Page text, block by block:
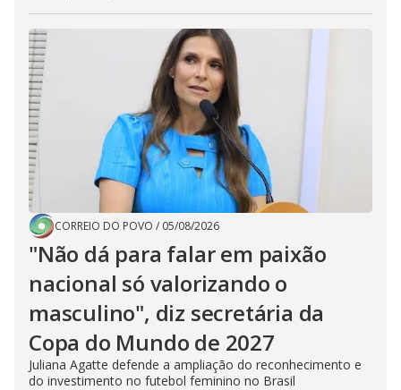
CORREIO DO POVO / 05/08/2026
"Não dá para falar em paixão
nacional só valorizando o
masculino", diz secretária da
Copa do Mundo de 2027
Juliana Agatte defende a ampliação do reconhecimento e
do investimento no futebol feminino no Brasil